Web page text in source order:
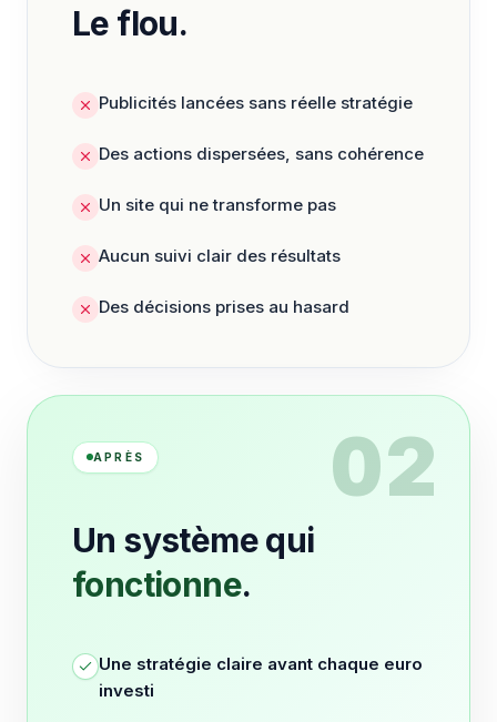
Le flou.
Publicités lancées sans réelle stratégie
Des actions dispersées, sans cohérence
Un site qui ne transforme pas
Aucun suivi clair des résultats
Des décisions prises au hasard
02
APRÈS
Un système qui
fonctionne.
Une stratégie claire avant chaque euro
investi